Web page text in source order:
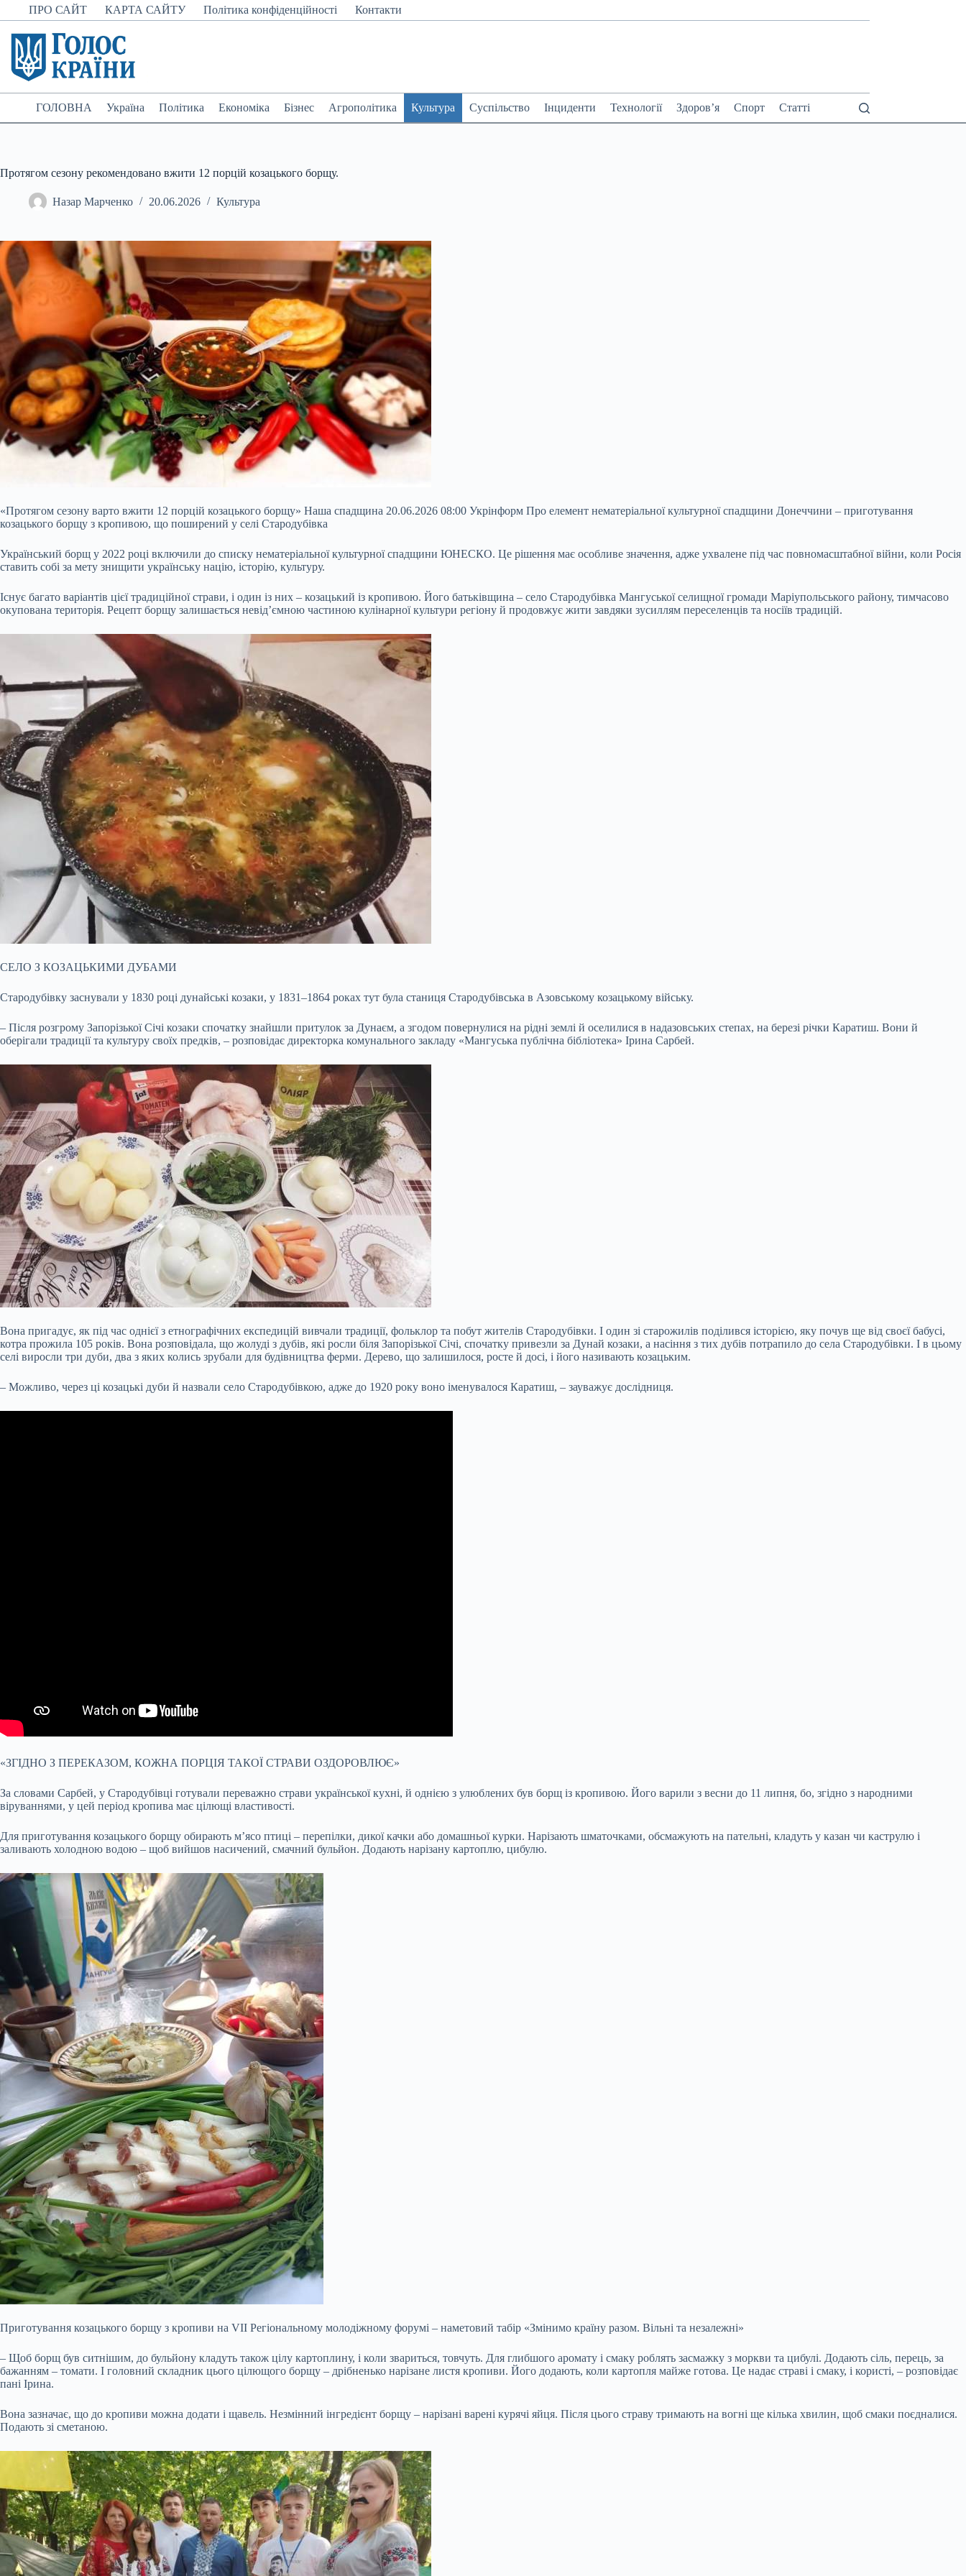
Перейти
до
вмісту
ПРО САЙТ КАРТА САЙТУ Політика конфіденційності Контакти
ГОЛОВНА Україна Політика Економіка Бізнес Агрополітика Культура Суспільство Інциденти Технології Здоров’я Спорт Статті
Протягом сезону рекомендовано вжити 12 порцій козацького борщу.
Назар Марченко 20.06.2026 Культура
«Протягом сезону варто вжити 12 порцій козацького борщу» Наша спадщина 20.06.2026 08:00 Укрінформ Про елемент нематеріальної культурної спадщини Донеччини – приготування
козацького борщу з кропивою, що поширений у селі Стародубівка
Український борщ у 2022 році включили до списку нематеріальної культурної спадщини ЮНЕСКО. Це рішення має особливе значення, адже ухвалене під час повномасштабної війни, коли Росія
ставить собі за мету знищити українську націю, історію, культуру.
Існує багато варіантів цієї традиційної страви, і один із них – козацький із кропивою. Його батьківщина – село Стародубівка Мангуської селищної громади Маріупольського району, тимчасово
окупована територія. Рецепт борщу залишається невід’ємною частиною кулінарної культури регіону й продовжує жити завдяки зусиллям переселенців та носіїв традицій.
СЕЛО З КОЗАЦЬКИМИ ДУБАМИ
Стародубівку заснували у 1830 році дунайські козаки, у 1831–1864 роках тут була станиця Стародубівська в Азовському козацькому війську.
– Після розгрому Запорізької Січі козаки спочатку знайшли притулок за Дунаєм, а згодом повернулися на рідні землі й оселилися в надазовських степах, на березі річки Каратиш. Вони й
оберігали традиції та культуру своїх предків, – розповідає директорка комунального закладу «Мангуська публічна бібліотека» Ірина Сарбей.
Вона пригадує, як під час однієї з етнографічних експедицій вивчали традиції, фольклор та побут жителів Стародубівки. І один зі старожилів поділився історією, яку почув ще від своєї бабусі,
котра прожила 105 років. Вона розповідала, що жолуді з дубів, які росли біля Запорізької Січі, спочатку привезли за Дунай козаки, а насіння з тих дубів потрапило до села Стародубівки. І в цьому
селі виросли три дуби, два з яких колись зрубали для будівництва ферми. Дерево, що залишилося, росте й досі, і його називають козацьким.
– Можливо, через ці козацькі дуби й назвали село Стародубівкою, адже до 1920 року воно іменувалося Каратиш, – зауважує дослідниця.
«ЗГІДНО З ПЕРЕКАЗОМ, КОЖНА ПОРЦІЯ ТАКОЇ СТРАВИ ОЗДОРОВЛЮЄ»
За словами Сарбей, у Стародубівці готували переважно страви української кухні, й однією з улюблених був борщ із кропивою. Його варили з весни до 11 липня, бо, згідно з народними
віруваннями, у цей період кропива має цілющі властивості.
Для приготування козацького борщу обирають м’ясо птиці – перепілки, дикої качки або домашньої курки. Нарізають шматочками, обсмажують на пательні, кладуть у казан чи каструлю і
заливають холодною водою – щоб вийшов насичений, смачний бульйон. Додають нарізану картоплю, цибулю.
Приготування козацького борщу з кропиви на VII Регіональному молодіжному форумі – наметовий табір «Змінимо країну разом. Вільні та незалежні»
– Щоб борщ був ситнішим, до бульйону кладуть також цілу картоплину, і коли звариться, товчуть. Для глибшого аромату і смаку роблять засмажку з моркви та цибулі. Додають сіль, перець, за
бажанням – томати. І головний складник цього цілющого борщу – дрібненько нарізане листя кропиви. Його додають, коли картопля майже готова. Це надає страві і смаку, і користі, – розповідає
пані Ірина.
Вона зазначає, що до кропиви можна додати і щавель. Незмінний інгредієнт борщу – нарізані варені курячі яйця. Після цього страву тримають на вогні ще кілька хвилин, щоб смаки поєдналися.
Подають зі сметаною.